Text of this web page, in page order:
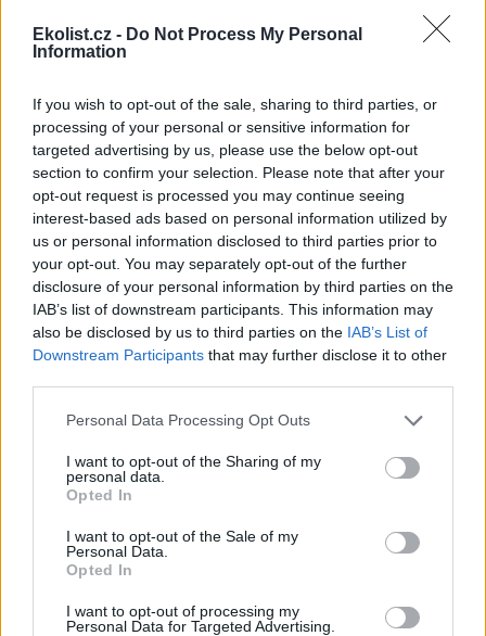
Ekolist.cz - Do Not Process My Personal
Information
If you wish to opt-out of the sale, sharing to third parties, or
processing of your personal or sensitive information for
targeted advertising by us, please use the below opt-out
section to confirm your selection. Please note that after your
opt-out request is processed you may continue seeing
interest-based ads based on personal information utilized by
us or personal information disclosed to third parties prior to
your opt-out. You may separately opt-out of the further
disclosure of your personal information by third parties on the
IAB’s list of downstream participants. This information may
also be disclosed by us to third parties on the IAB’s List of
Downstream Participants that may further disclose it to other
Personal Data Processing Opt Outs
I want to opt-out of the Sharing of my
personal data.
Opted In
I want to opt-out of the Sale of my
Personal Data.
Opted In
I want to opt-out of processing my
Personal Data for Targeted Advertising.
jednotlivým investorům. V druhé části bude převedeno 34
% akcií na vyšší územně správní celky a zbylých 17 % bude
doprivatizováno. Slovenský Fond národního majetku si
ministerstvo dopravy .